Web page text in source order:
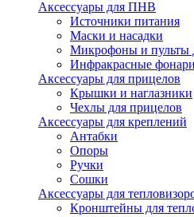
Аксессуары для ПНВ
Источники питания
Маски и насадки
Микрофоны и
Инфракрасные фонари
Аксессуары для прицелов
Крышки и наглазники
Чехлы для прицелов
Аксессуары для креплений
Антабки
Опоры
Ручки
Сошки
Аксессуары для
Кронштейны для